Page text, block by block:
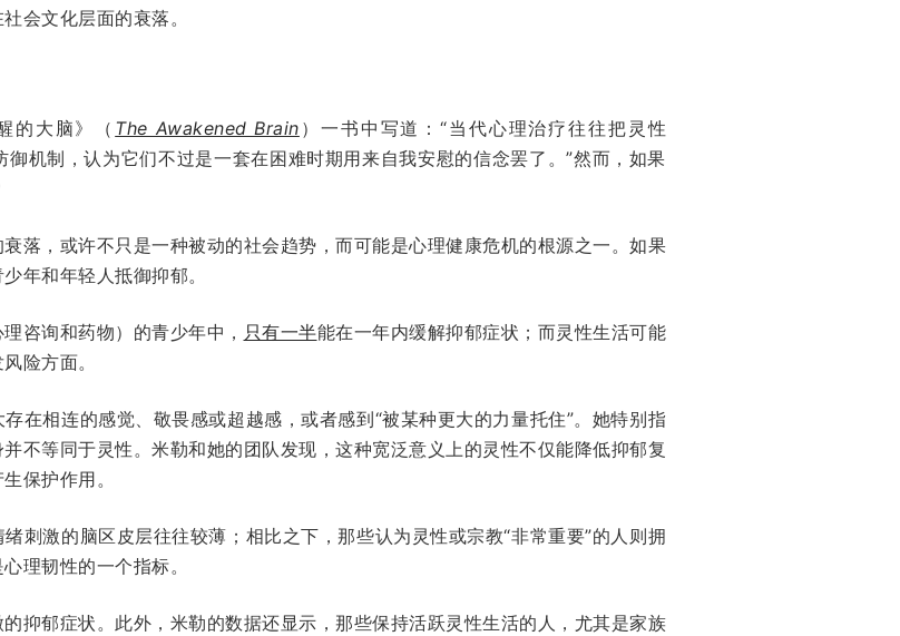
会文化层面的衰落。
的大脑》（ The Awakened Brain ）一书中写道：“当代心理治疗往往把灵性
机制，认为它们不过是一套在困难时期用来自我安慰的信念罢了。”然而，如果
落，或许不只是一种被动的社会趋势，而可能是心理健康危机的根源之一。如果
年和年轻人抵御抑郁。
咨询和药物）的青少年中， 只有一半能在一年内缓解抑郁症状；而灵性生活可能
险方面。
在相连的感觉、敬畏感或超越感，或者感到“被某种更大的力量托住”。她特别指
不等同于灵性。米勒和她的团队发现，这种宽泛意义上的灵性不仅能降低抑郁复
保护作用。
绪刺激的脑区皮层往往较薄；相比之下，那些认为灵性或宗教“非常重要”的人则拥
理韧性的一个指标。
抑郁症状。此外，米勒的数据还显示，那些保持活跃灵性生活的人，尤其是家族